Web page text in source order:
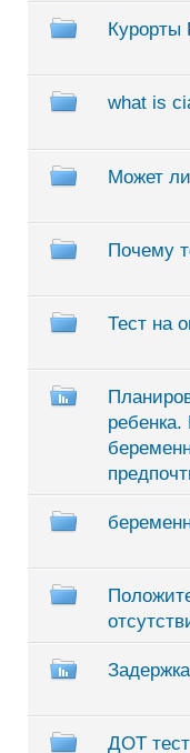
Курорты
what is
Может
Почему
Тест на
ДОТ